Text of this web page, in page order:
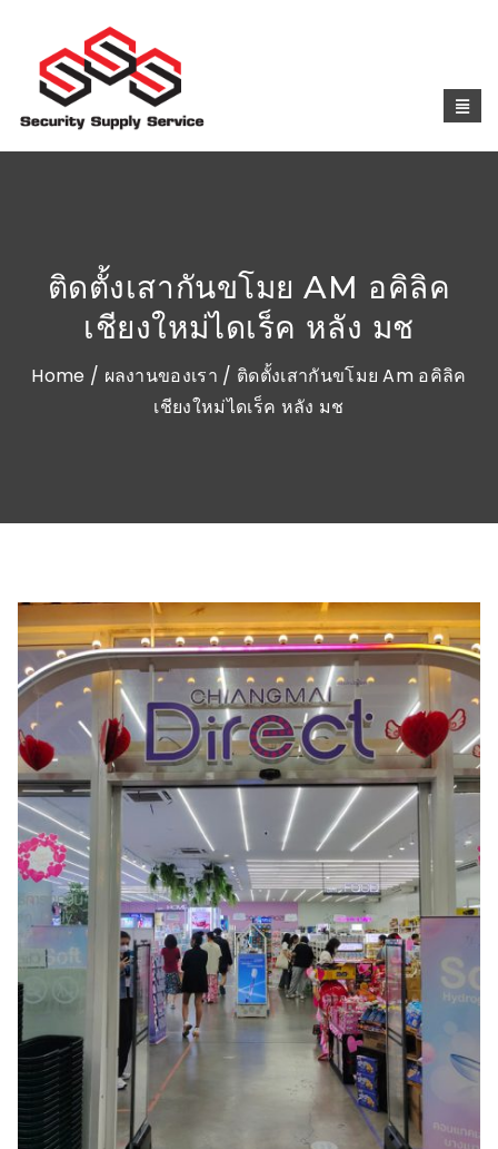
ติดตั้งเสากันขโมย AM อคิลิค
เชียงใหม่ไดเร็ค หลัง มช
Home / ผลงานของเรา / ติดตั้งเสากันขโมย Am อคิลิค
เชียงใหม่ไดเร็ค หลัง มช